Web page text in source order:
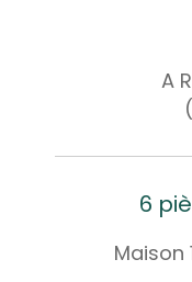
6
Maison